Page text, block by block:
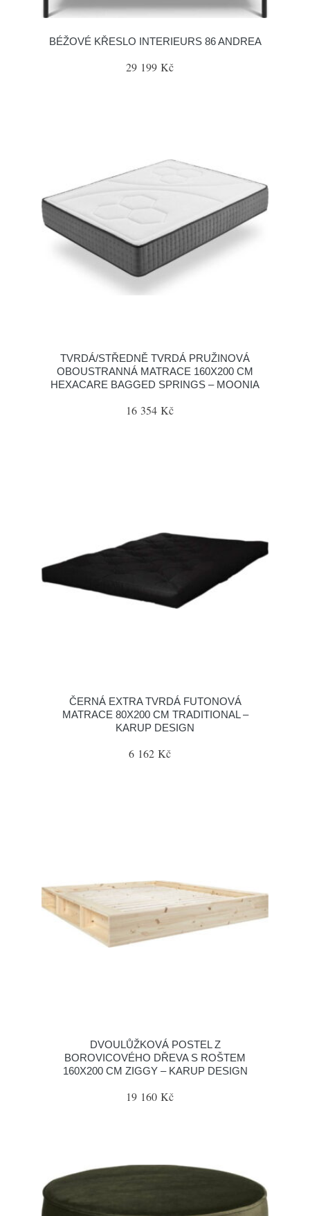
BÉŽOVÉ KŘESLO INTERIEURS 86 ANDREA
29 199 Kč
TVRDÁ/STŘEDNĚ TVRDÁ PRUŽINOVÁ
OBOUSTRANNÁ MATRACE 160X200 CM
HEXACARE BAGGED SPRINGS – MOONIA
16 354 Kč
ČERNÁ EXTRA TVRDÁ FUTONOVÁ
MATRACE 80X200 CM TRADITIONAL –
KARUP DESIGN
6 162 Kč
DVOULŮŽKOVÁ POSTEL Z
BOROVICOVÉHO DŘEVA S ROŠTEM
160X200 CM ZIGGY – KARUP DESIGN
19 160 Kč